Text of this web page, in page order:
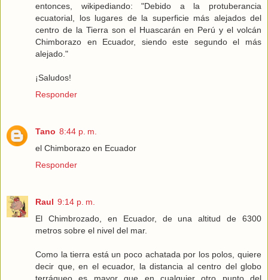
entonces, wikipediando: "Debido a la protuberancia
ecuatorial, los lugares de la superficie más alejados del
centro de la Tierra son el Huascarán en Perú y el volcán
Chimborazo en Ecuador, siendo este segundo el más
alejado."
¡Saludos!
Responder
Tano 8:44 p. m.
el Chimborazo en Ecuador
Responder
Raul 9:14 p. m.
El Chimbrozado, en Ecuador, de una altitud de 6300
metros sobre el nivel del mar.
Como la tierra está un poco achatada por los polos, quiere
decir que, en el ecuador, la distancia al centro del globo